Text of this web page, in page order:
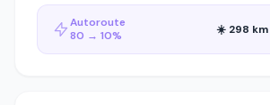
Autoroute
80 → 10%
☀️ 298 km